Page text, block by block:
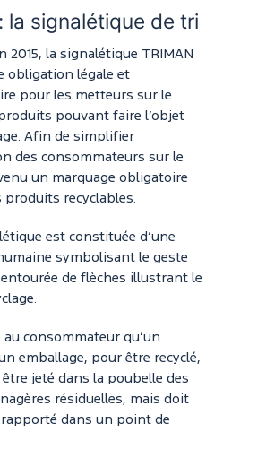
la signalétique de tri
2015, la signalétique TRIMAN
obligation légale et
pour les metteurs sur le
pouvant faire l’objet
Afin de simplifier
des consommateurs sur le
un marquage obligatoire
produits recyclables.
est constituée d’une
symbolisant le geste
de flèches illustrant le
au consommateur qu’un
emballage, pour être recyclé,
jeté dans la poubelle des
résiduelles, mais doit
dans un point de